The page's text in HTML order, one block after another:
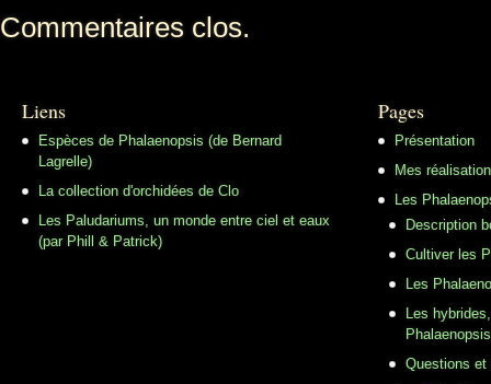
Commentaires clos.
Liens
Espèces de Phalaenopsis (de Bernard
Lagrelle)
La collection d'orchidées de Clo
Les Paludariums, un monde entre ciel et eaux
(par Phill & Patrick)
Pages
Présentation
Mes
Les
Description
Cultiver les
Les
Les
Phalaenopsis
Questions et